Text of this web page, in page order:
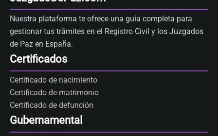
Nuestra plataforma te ofrece una guía completa para
gestionar tus trámites en el Registro Civil y los Juzgados
de Paz en España.
Certificados
Certificado de nacimiento
Certificado de matrimonio
Certificado de defunción
Gubernamental